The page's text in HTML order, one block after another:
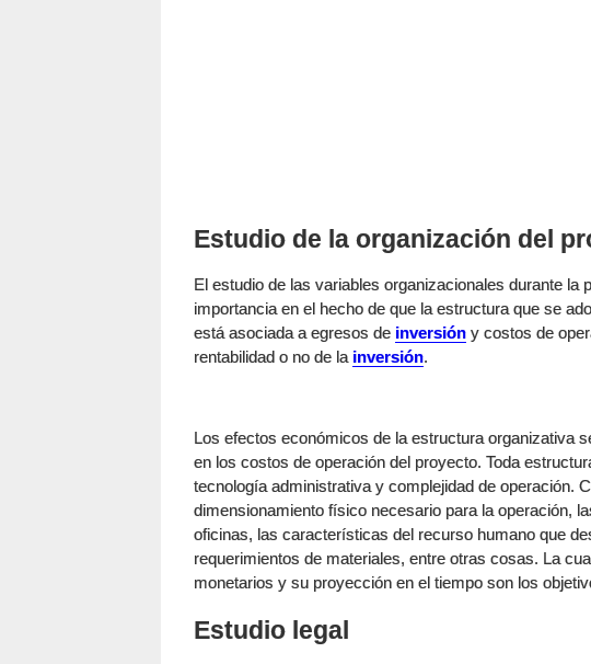
Estudio de la organización del
El estudio de las variables organizacionales durante la
importancia en el hecho de que la estructura que se
está asociada a egresos de inversión y costos de
rentabilidad o no de la inversión.
Los efectos económicos de la estructura organizativa
en los costos de operación del proyecto. Toda
tecnología administrativa y complejidad de operación.
dimensionamiento físico necesario para la operación,
oficinas, las características del recurso humano que
requerimientos de materiales, entre otras cosas. La
monetarios y su proyección en el tiempo son los
Estudio legal